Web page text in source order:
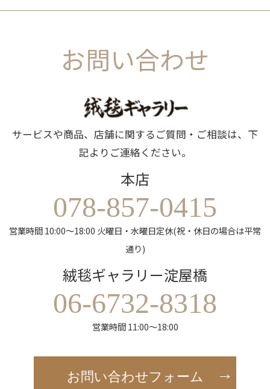
お問い合わせ
サービスや商品、店舗に関するご質問・ご相談は、下
記よりご連絡ください。
本店
078-857-0415
営業時間 10:00～18:00 火曜日・水曜日定休(祝・休日の場合は平常
通り)
絨毯ギャラリー淀屋橋
06-6732-8318
営業時間 11:00～18:00
お問い合わせフォーム